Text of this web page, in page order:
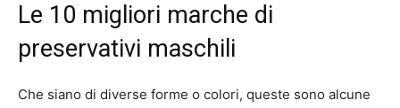
Le 10 migliori marche di
preservativi maschili
Che siano di diverse forme o colori, queste sono alcune